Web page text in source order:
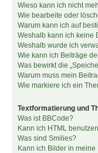
Wieso kann ich nicht
Wie bearbeite oder
Warum kann ich auf
Weshalb kann ich keine
Weshalb wurde ich
Wie kann ich Beiträge
Was bewirkt die
Warum muss mein
Wie markiere ich ein
Textformatierung und
Was ist BBCode?
Kann ich HTML
Was sind Smilies?
Kann ich Bilder in